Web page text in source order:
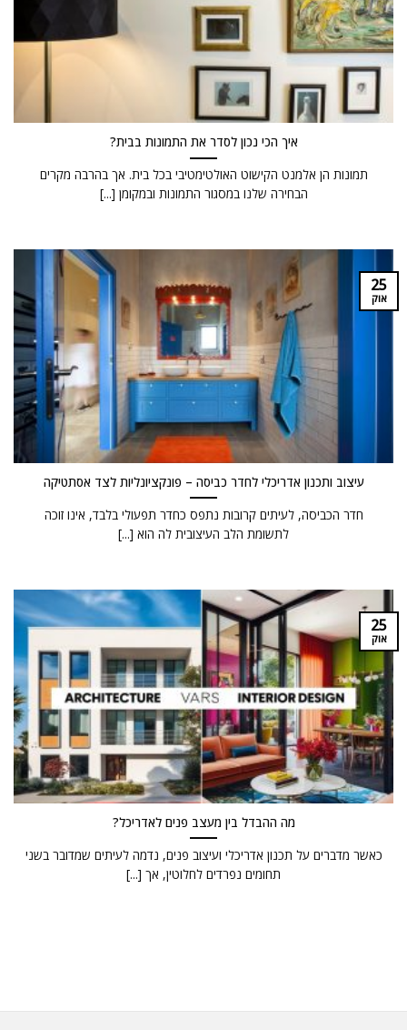
איך הכי נכון לסדר את התמונות בבית?
תמונות הן אלמנט הקישוט האולטימטיבי בכל בית. אך בהרבה מקרים
הבחירה שלנו במסגור התמונות ובמקומן [...]
עיצוב ותכנון אדריכלי לחדר כביסה – פונקציונליות לצד אסתטיקה
חדר הכביסה, לעיתים קרובות נתפס כחדר תפעולי בלבד, אינו זוכה
לתשומת הלב העיצובית לה הוא [...]
25
אוק
מה ההבדל בין מעצב פנים לאדריכל?
כאשר מדברים על תכנון אדריכלי ועיצוב פנים, נדמה לעיתים שמדובר בשני
תחומים נפרדים לחלוטין, אך [...]
25
אוק